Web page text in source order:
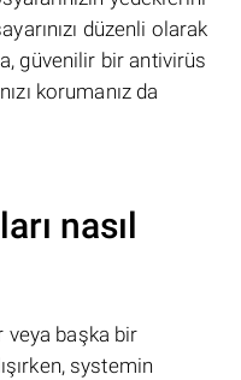
düzenli olarak
güvenilir bir antivirüs
korumanız da
nasıl
veya başka bir
systemin